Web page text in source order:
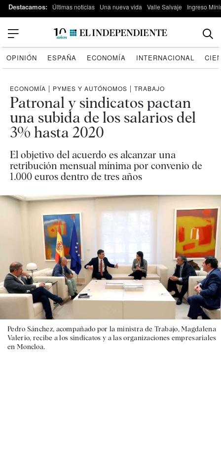
Destacamos: Últimas noticias Una nueva vida Valle Salvaje Ingreso
OPINIÓN ESPAÑA ECONOMÍA INTERNACIONAL
ECONOMÍA | PYMES Y AUTÓNOMOS | TRABAJO
Patronal y sindicatos pactan
una subida de los salarios del
3% hasta 2020
El objetivo del acuerdo es alcanzar una
retribución mensual mínima por convenio de
1.000 euros dentro de tres años
Pedro Sánchez, acompañado por la ministra de Trabajo, Magdalena
Valerio, recibe a los sindicatos y a las organizaciones empresariales
en Moncloa.